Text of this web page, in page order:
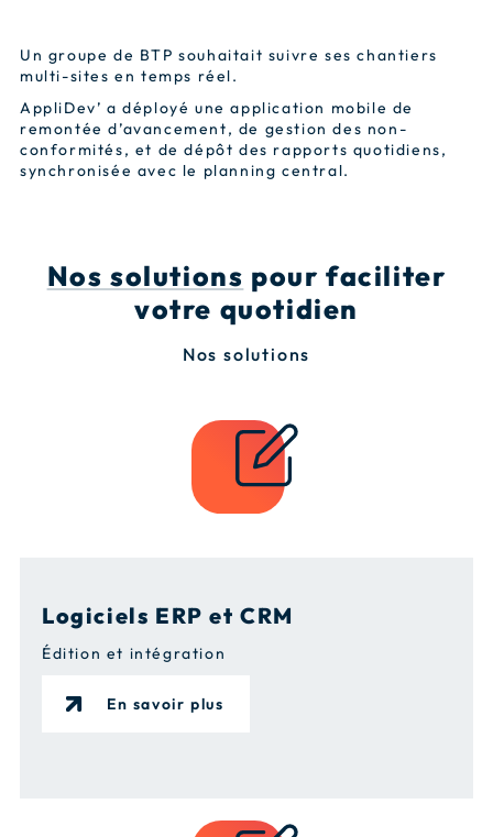
Un groupe de BTP souhaitait suivre ses chantiers
multi-sites en temps réel.
AppliDev’ a déployé une application mobile de
remontée d’avancement, de gestion des non-
conformités, et de dépôt des rapports quotidiens,
synchronisée avec le planning central.
Nos solutions pour faciliter
votre quotidien
Nos solutions
Logiciels ERP et CRM
Édition et intégration
En savoir plus